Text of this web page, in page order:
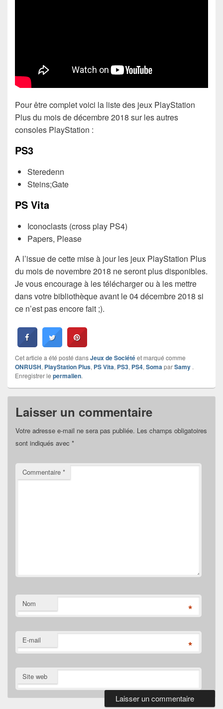
Pour être complet voici la liste des jeux PlayStation
Plus du mois de décembre 2018 sur les autres
consoles PlayStation :
PS3
Steredenn
Steins;Gate
PS Vita
Iconoclasts (cross play PS4)
Papers, Please
A l’issue de cette mise à jour les jeux PlayStation Plus
du mois de novembre 2018 ne seront plus disponibles.
Je vous encourage à les télécharger ou à les mettre
dans votre bibliothèque avant le 04 décembre 2018 si
ce n’est pas encore fait ;).
Cet article a été posté dansJeux de Sociétéet marqué comme
ONRUSH, PlayStation Plus, PS Vita, PS3, PS4, SomaparSamy .
Enregistrer le permalien.
Laisser un commentaire
Votre adresse e-mail ne sera pas publiée. Les champs obligatoires
sont indiqués avec *
Commentaire *
Nom *
E-mail *
Site web